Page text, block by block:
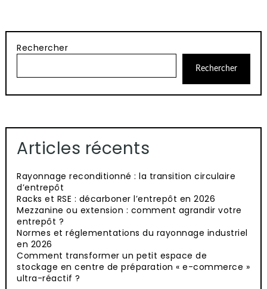
Rechercher
Rechercher
Articles récents
Rayonnage reconditionné : la transition circulaire
d’entrepôt
Racks et RSE : décarboner l’entrepôt en 2026
Mezzanine ou extension : comment agrandir votre
entrepôt ?
Normes et réglementations du rayonnage industriel
en 2026
Comment transformer un petit espace de
stockage en centre de préparation « e-commerce »
ultra-réactif ?